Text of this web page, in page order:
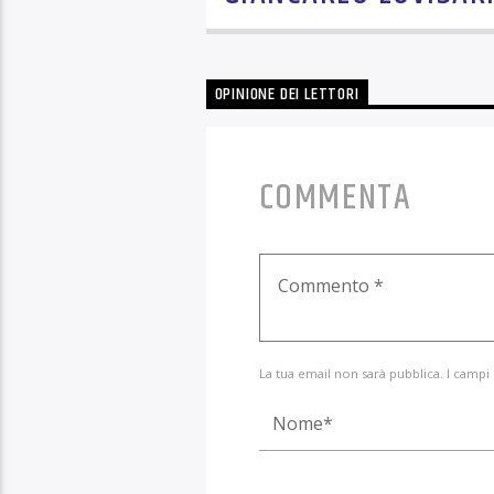
OPINIONE DEI LETTORI
COMMENTA
La tua email non sarà pubblica. I